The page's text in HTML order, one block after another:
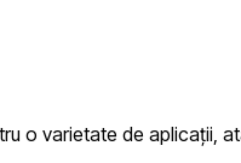
o varietate de aplicații,